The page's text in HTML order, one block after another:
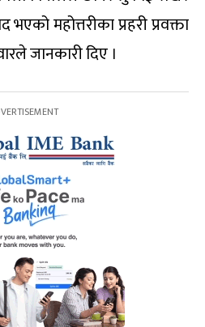
महोत्तरीका प्रहरी प्रवक्ता
जानकारी दिए ।